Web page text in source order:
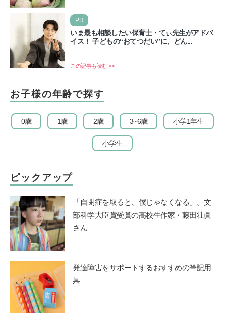
PR
いま最も相談したい保育士・てぃ先生がアドバ
イス！ 子どもの“おてつだい”に、どん...
この記事も読む >>
お子様の年齢で探す
0歳 1歳 2歳 3~6歳 小学1年生
小学生
ピックアップ
「自閉症を取ると、僕じゃなくなる」。文
部科学大臣賞受賞の高校生作家・藤田壮眞
さん
発達障害をサポートするおすすめの筆記用
具